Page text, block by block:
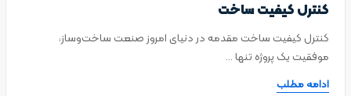
کنترل کیفیت ساخت
کنترل کیفیت ساخت مقدمه در دنیای امروز صنعت ساخت‌وساز،
موفقیت یک پروژه تنها ...
ادامه مطلب